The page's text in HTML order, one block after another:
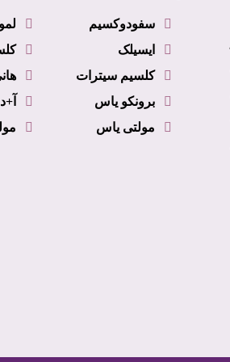
سفودوکسیم
ایسیلک
کلسیم سیترات
برونکو یاس
مولتی یاس